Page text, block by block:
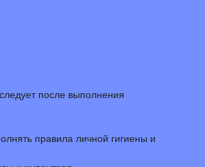
после выполнения
правила личной гигиены и